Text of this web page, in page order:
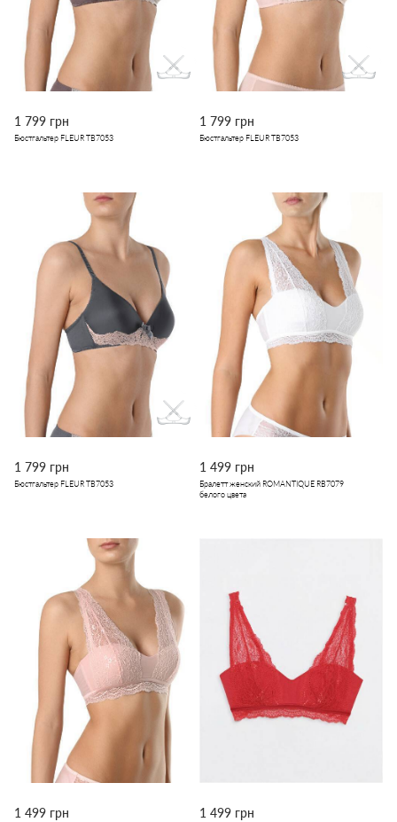
1 799 грн
Бюстгальтер FLEUR TB7053
1 799 грн
Бюстгальтер FLEUR TB7053
1 799 грн
Бюстгальтер FLEUR TB7053
1 499 грн
Бралетт женский ROMANTIQUE RB7079
белого цвета
1 499 грн 1 499 грн